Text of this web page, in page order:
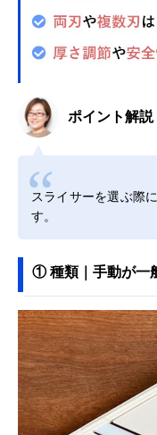
ポイント解説
スライサーを選ぶ際
す。
① 種類｜手動が一